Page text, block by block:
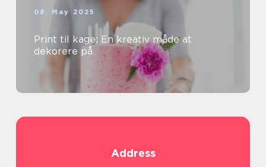
08. May 2025
Print til kage: En kreativ måde at
dekorere på
Address